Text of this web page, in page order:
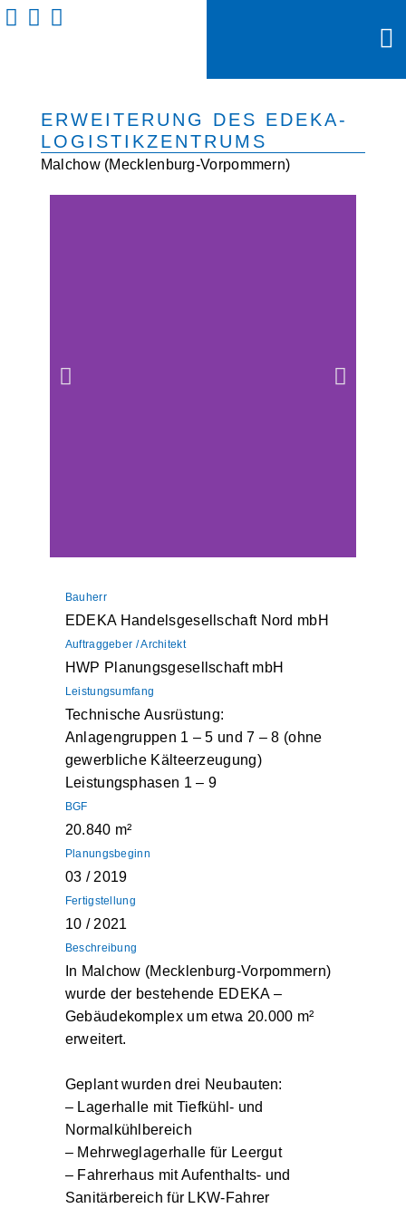
ERWEITERUNG DES EDEKA-
LOGISTIKZENTRUMS
Malchow (Mecklenburg-Vorpommern)
Bauherr
EDEKA Handelsgesellschaft Nord mbH
Auftraggeber / Architekt
HWP Planungsgesellschaft mbH
Leistungsumfang
Technische Ausrüstung:
Anlagengruppen 1 – 5 und 7 – 8 (ohne
gewerbliche Kälteerzeugung)
Leistungsphasen 1 – 9
BGF
20.840 m²
Planungsbeginn
03 / 2019
Fertigstellung
10 / 2021
Beschreibung
In Malchow (Mecklenburg-Vorpommern)
wurde der bestehende EDEKA –
Gebäudekomplex um etwa 20.000 m²
erweitert.
Geplant wurden drei Neubauten:
– Lagerhalle mit Tiefkühl- und
Normalkühlbereich
– Mehrweglagerhalle für Leergut
– Fahrerhaus mit Aufenthalts- und
Sanitärbereich für LKW-Fahrer